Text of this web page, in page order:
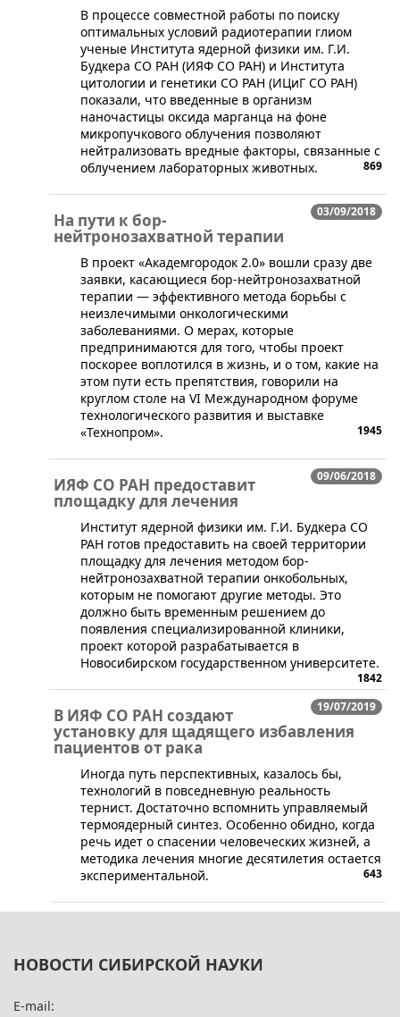
В процессе совместной работы по поиску
оптимальных условий радиотерапии глиом
ученые Института ядерной физики им. Г.И.
Будкера СО РАН (ИЯФ СО РАН) и Института
цитологии и генетики СО РАН (ИЦиГ СО РАН)
показали, что введенные в организм
наночастицы оксида марганца на фоне
микропучкового облучения позволяют
нейтрализовать вредные факторы, связанные с
облучением лабораторных животных.
869
03/09/2018
На пути к бор-
нейтронозахватной терапии
В проект «Академгородок 2.0» вошли сразу две
заявки, касающиеся бор-нейтронозахватной
терапии — эффективного метода борьбы с
неизлечимыми онкологическими
заболеваниями. О мерах, которые
предпринимаются для того, чтобы проект
поскорее воплотился в жизнь, и о том, какие на
этом пути есть препятствия, говорили на
круглом столе на VI Международном форуме
технологического развития и выставке
«Технопром».
1945
09/06/2018
ИЯФ СО РАН предоставит
площадку для лечения
​Институт ядерной физики им. Г.И. Будкера СО
РАН готов предоставить на своей территории
площадку для лечения методом бор-
нейтронозахватной терапии онкобольных,
которым не помогают другие методы. Это
должно быть временным решением до
появления специализированной клиники,
проект которой разрабатывается в
Новосибирском государственном университете.
1842
19/07/2019
В ИЯФ СО РАН создают
установку для щадящего избавления
пациентов от рака
Иногда путь перспективных, казалось бы,
технологий в повседневную реальность
тернист. Достаточно вспомнить управляемый
термоядерный синтез. Особенно обидно, когда
речь идет о спасении человеческих жизней, а
методика лечения многие десятилетия остается
экспериментальной.
643
НОВОСТИ СИБИРСКОЙ НАУКИ
E-mail: